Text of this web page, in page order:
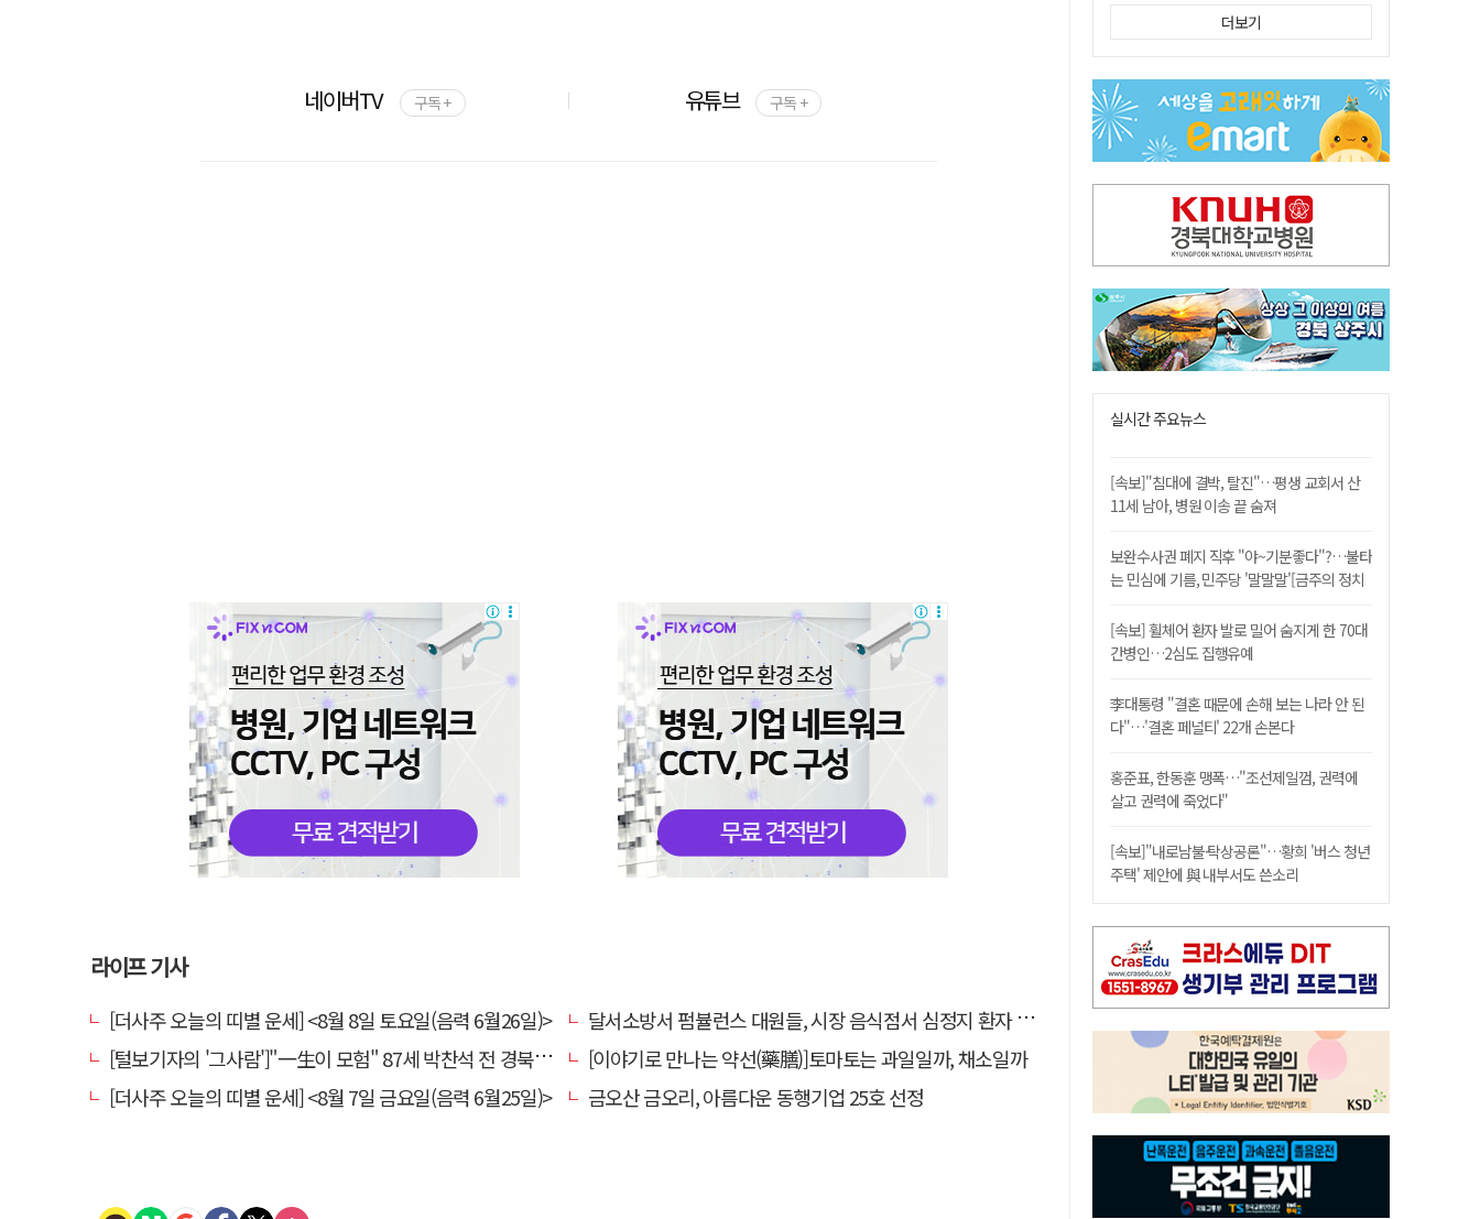
네이버TV 구독 + 유튜브 구독 +
라이프 기사
[더사주 오늘의 띠별 운세] <8월 8일 토요일(음력 6월26일)>
달서소방서 펌뷸런스 대원들, 시장 음식점서 심정지 환자 생명 살려
[털보기자의 '그사람']"一生이 모험" 87세 박찬석 전 경북대 총장
[이야기로 만나는 약선(藥膳)]토마토는 과일일까, 채소일까
[더사주 오늘의 띠별 운세] <8월 7일 금요일(음력 6월25일)>
금오산 금오리, 아름다운 동행기업 25호 선정
박권현 청도군수, '햇빛 연금 사업' 공약 시동걸어
봉화서 주택 에어컨 실외기에서 시작된 불… 주택 화재로 번져
[시사뒷담] MOU의 함정, 협약식이 투자 확정은 아니긴 해
경찰, 9월 초부터 상피제 전격 실시…가족 사건 수사 못해
더보기
실시간 주요뉴스
[속보]"침대에 결박, 탈진"…평생 교회서 산
11세 남아, 병원 이송 끝 숨져
보완수사권 폐지 직후 "야~기분좋다"?…불타
는 민심에 기름, 민주당 '말말말'[금주의 정치
[속보] 휠체어 환자 발로 밀어 숨지게 한 70대
간병인…2심도 집행유예
李대통령 "결혼 때문에 손해 보는 나라 안 된
다"…'결혼 페널티' 22개 손본다
홍준표, 한동훈 맹폭…"조선제일껌, 권력에
살고 권력에 죽었다"
[속보]"내로남불·탁상공론"…황희 '버스 청년
주택' 제안에 與 내부서도 쓴소리